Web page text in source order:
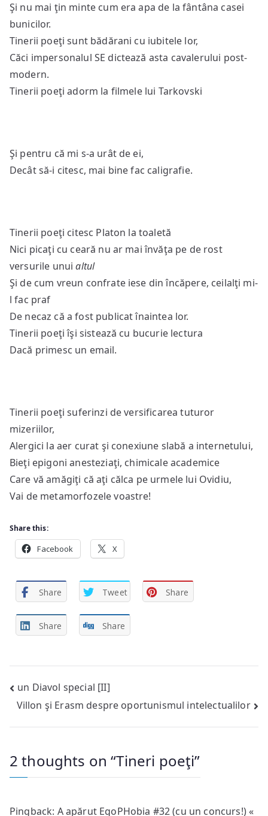
Şi nu mai ţin minte cum era apa de la fântâna casei
bunicilor.
Tinerii poeţi sunt bădărani cu iubitele lor,
Căci impersonalul SE dictează asta cavalerului post-
modern.
Tinerii poeţi adorm la filmele lui Tarkovski
Şi pentru că mi s-a urât de ei,
Decât să-i citesc, mai bine fac caligrafie.
Tinerii poeţi citesc Platon la toaletă
Nici picaţi cu ceară nu ar mai învăţa pe de rost
versurile unuialtul
Şi de cum vreun confrate iese din încăpere, ceilalţi mi-
l fac praf
De necaz că a fost publicat înaintea lor.
Tinerii poeţi îşi sistează cu bucurie lectura
Dacă primesc un email.
Tinerii poeţi suferinzi de versificarea tuturor
mizeriilor,
Alergici la aer curat şi conexiune slabă a internetului,
Bieţi epigoni anesteziaţi, chimicale academice
Care vă amăgiţi că aţi călca pe urmele lui Ovidiu,
Vai de metamorfozele voastre!
Share this:
Facebook X
Share Tweet Share
Share Share
Post
navigation
un Diavol special [II]
Villon şi Erasm despre oportunismul intelectualilor
2 thoughts on “Tineri poeţi”
Pingback: A apărut EgoPHobia #32 (cu un concurs!) «